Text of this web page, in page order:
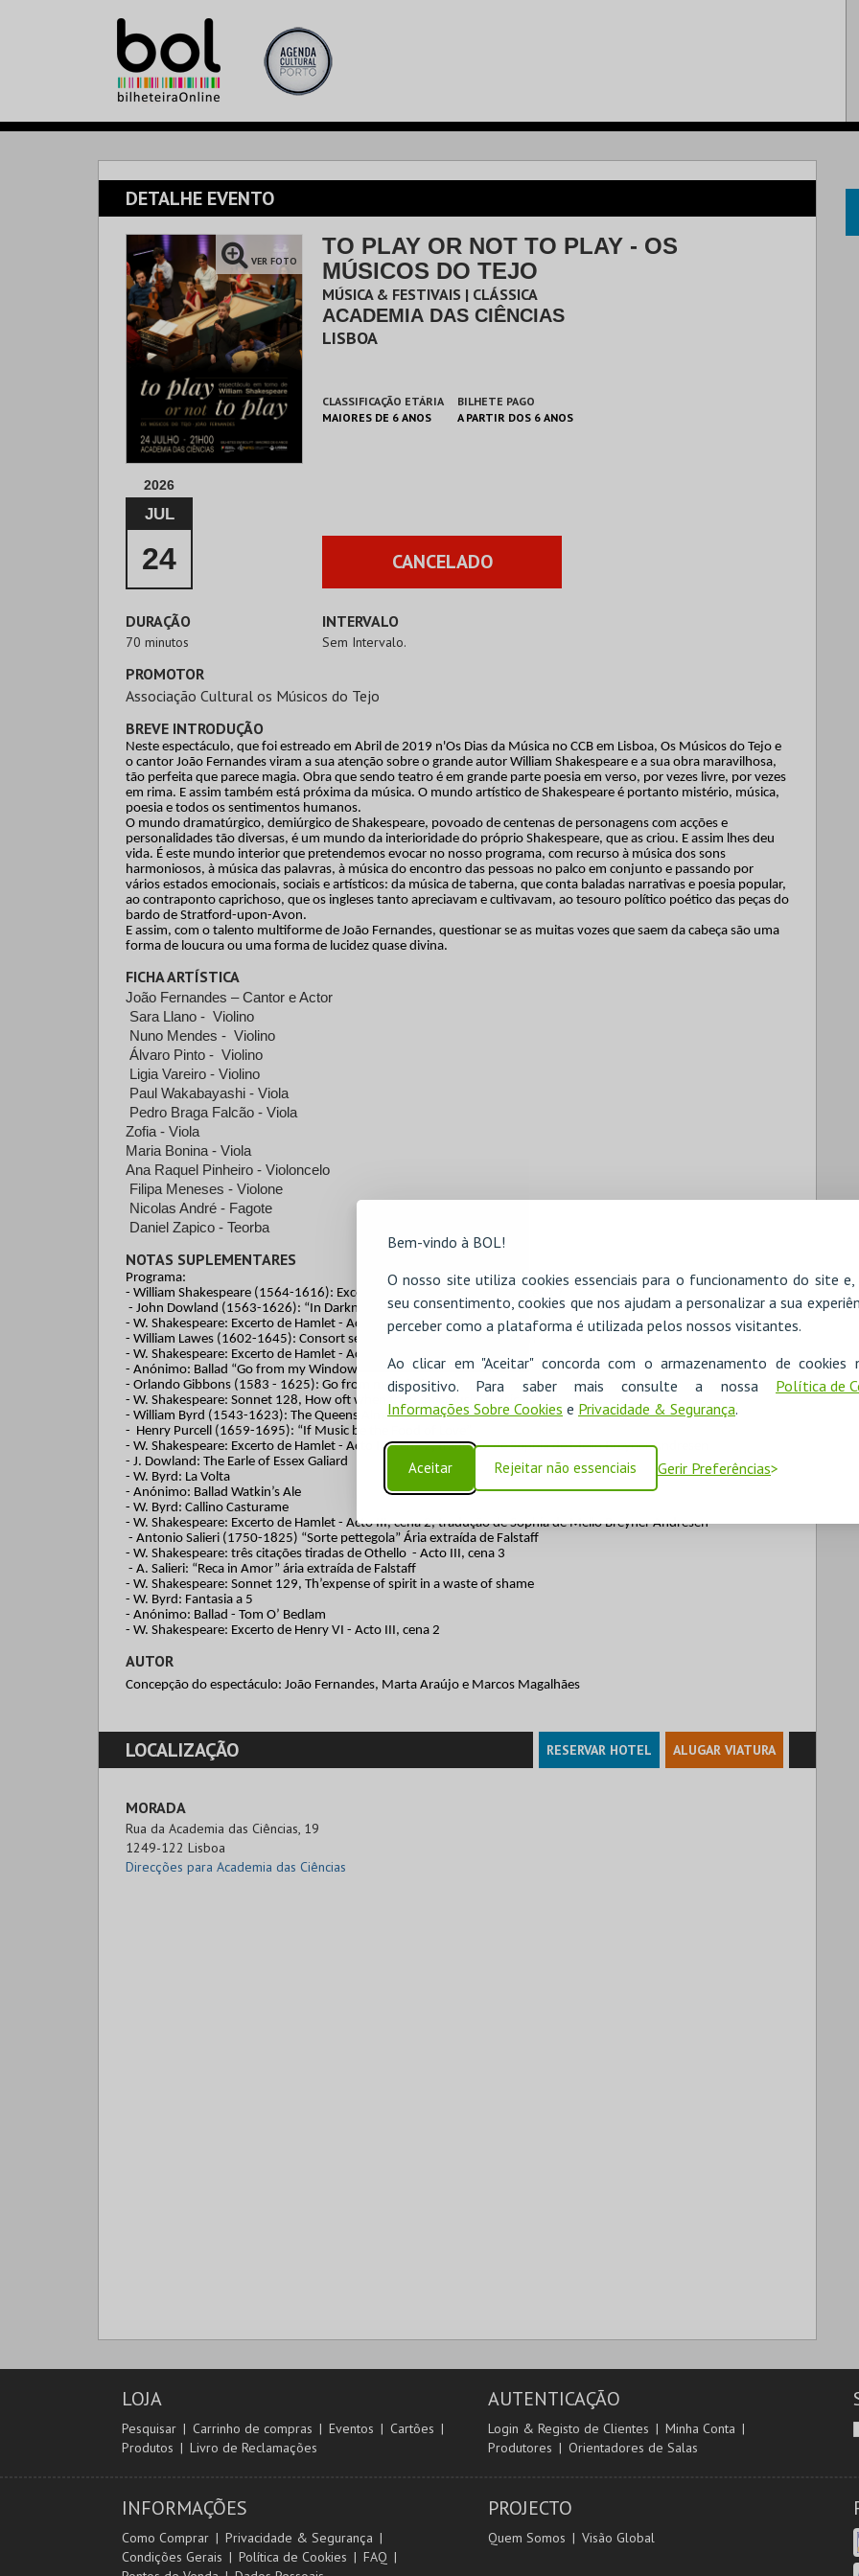
Bem-vindo à BOL!
O nosso site utiliza cookies essenciais para o funcionamento do site
seu consentimento, cookies que nos ajudam a personalizar a sua
perceber como a plataforma é utilizada pelos nossos visitantes.
Ao clicar em "Aceitar" concorda com o armazenamento de cookies
dispositivo. Para saber mais consulte a nossa Política de
Informações Sobre Cookies e Privacidade & Segurança.
Aceitar Rejeitar não essenciais Gerir Preferências
DETALHE EVENTO
VER FOTO
TO PLAY OR NOT TO PLAY - OS
MÚSICOS DO TEJO
MÚSICA & FESTIVAIS | CLÁSSICA
ACADEMIA DAS CIÊNCIAS
LISBOA
CLASSIFICAÇÃO ETÁRIA
MAIORES DE 6 ANOS
BILHETE PAGO
A PARTIR DOS 6 ANOS
2026
JUL
24 CANCELADO
DURAÇÃO
70 minutos
INTERVALO
Sem Intervalo.
PROMOTOR
Associação Cultural os Músicos do Tejo
BREVE INTRODUÇÃO
Neste espectáculo, que foi estreado em Abril de 2019 n'Os Dias da Música no CCB em Lisboa, Os Músicos do Tejo e
o cantor João Fernandes viram a sua atenção sobre o grande autor William Shakespeare e a sua obra maravilhosa,
tão perfeita que parece magia. Obra que sendo teatro é em grande parte poesia em verso, por vezes livre, por vezes
em rima. E assim também está próxima da música. O mundo artístico de Shakespeare é portanto mistério, música,
poesia e todos os sentimentos humanos.
O mundo dramatúrgico, demiúrgico de Shakespeare, povoado de centenas de personagens com acções e
personalidades tão diversas, é um mundo da interioridade do próprio Shakespeare, que as criou. E assim lhes deu
vida. É este mundo interior que pretendemos evocar no nosso programa, com recurso à música dos sons
harmoniosos, à música das palavras, à música do encontro das pessoas no palco em conjunto e passando por
vários estados emocionais, sociais e artísticos: da música de taberna, que conta baladas narrativas e poesia popular,
ao contraponto caprichoso, que os ingleses tanto apreciavam e cultivavam, ao tesouro político poético das peças do
bardo de Stratford-upon-Avon.
E assim, com o talento multiforme de João Fernandes, questionar se as muitas vozes que saem da cabeça são uma
forma de loucura ou uma forma de lucidez quase divina.
FICHA ARTÍSTICA
João Fernandes – Cantor e Actor
Sara Llano -  Violino
Nuno Mendes -  Violino
Álvaro Pinto -  Violino
Ligia Vareiro - Violino
Paul Wakabayashi - Viola
Pedro Braga Falcão - Viola
Zofia - Viola
Maria Bonina - Viola
Ana Raquel Pinheiro - Violoncelo
Filipa Meneses - Violone
Nicolas André - Fagote
Daniel Zapico - Teorba
NOTAS SUPLEMENTARES
Programa:
- William Shakespeare (1564-1616): Excerto de As you like it - Acto II, cena 7
- John Dowland (1563-1626): “In Darkness let me dwell”
- W. Shakespeare: Excerto de Hamlet - Acto III, cena 1, tradução de D. Luís I
- William Lawes (1602-1645): Consort sett a seis, em Sol menor - Pavan
- W. Shakespeare: Excerto de Hamlet - Acto II, cena 2
- Anónimo: Ballad “Go from my Window”
- Orlando Gibbons (1583 - 1625): Go from my Window
- W. Shakespeare: Sonnet 128, How oft when thou, my music, music play’st
- William Byrd (1543-1623): The Queens Alman
- Henry Purcell (1659-1695): “If Music be the Food of Love”
- W. Shakespeare: Excerto de Hamlet - Acto III, cena 2, tradução de Sophia de Mello Breyner Andresen
- J. Dowland: The Earle of Essex Galiard
- W. Byrd: La Volta
- Anónimo: Ballad Watkin’s Ale
- W. Byrd: Callino Casturame
- W. Shakespeare: Excerto de Hamlet - Acto III, cena 2, tradução de Sophia de Mello Breyner Andresen
- Antonio Salieri (1750-1825) “Sorte pettegola” Ária extraída de Falstaff
- W. Shakespeare: três citações tiradas de Othello - Acto III, cena 3
- A. Salieri: “Reca in Amor” ária extraída de Falstaff
- W. Shakespeare: Sonnet 129, Th’expense of spirit in a waste of shame
- W. Byrd: Fantasia a 5
- Anónimo: Ballad - Tom O’ Bedlam
- W. Shakespeare: Excerto de Henry VI - Acto III, cena 2
AUTOR
Concepção do espectáculo: João Fernandes, Marta Araújo e Marcos Magalhães
LOCALIZAÇÃO RESERVAR HOTEL ALUGAR VIATURA
MORADA
Rua da Academia das Ciências, 19
1249-122 Lisboa
Direcções para Academia das Ciências
LOJA
Pesquisar Carrinho de compras Eventos
Cartões
Produtos
Livro de Reclamações
AUTENTICAÇÃO
Login & Registo de Clientes
Minha Conta
Produtores
Orientadores de Salas
INFORMAÇÕES
Como Comprar
Privacidade & Segurança
Condições Gerais
Política de Cookies
FAQ
PROJECTO
Quem Somos Visão Global